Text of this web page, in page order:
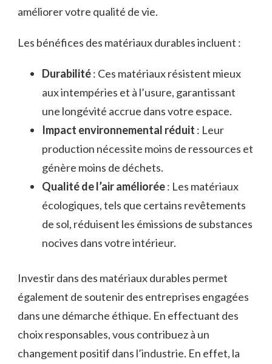
améliorer votre qualité de vie.
Les bénéfices des matériaux durables incluent :
Durabilité: Ces matériaux résistent mieux
aux intempéries et à l’usure, garantissant
une longévité accrue dans votre espace.
Impact environnemental réduit : Leur
production nécessite moins de ressources et
génère moins de déchets.
Qualité de l’air améliorée: Les matériaux
écologiques, tels que certains revêtements
de sol, réduisent les émissions de substances
nocives dans votre intérieur.
Investir dans des matériaux durables permet
également de soutenir des entreprises engagées
dans une démarche éthique. En effectuant des
choix responsables, vous contribuez à un
changement positif dans l’industrie. En effet, la